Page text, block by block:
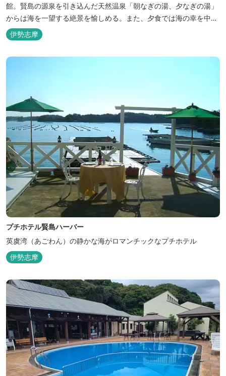
館。賢島の源泉を引き込んだ天然温泉「朝なぎの湯、夕なぎの湯」
からは海を一望する絶景を愉しめる。また、夕食では海の幸を中心
とした和会席でおもてなしいたします。
伊勢志摩
プチホテル賢島ハーバー
英虞湾（あごわん）の静かな海がロマンチックなプチホテル
伊勢志摩